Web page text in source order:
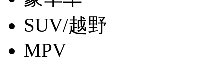
SUV/越野
MPV